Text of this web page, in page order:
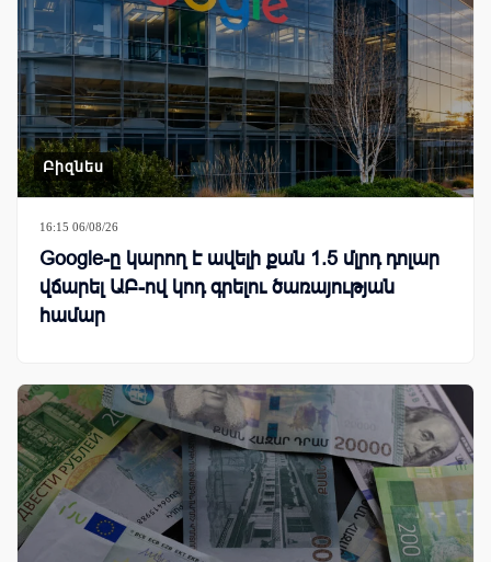
Բիզնես
16:15 06/08/26
Google-ը կարող է ավելի քան 1.5 մլրդ դոլար
վճարել ԱԲ-ով կոդ գրելու ծառայության
համար